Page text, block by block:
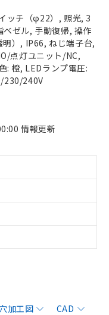
ッチ（φ22）, 照光, 3
ベゼル, 手動復帰, 操作
明）, IP66, ねじ端子台,
点灯ユニット/NC,
: 橙, LEDランプ電圧:
230/240V
情報更新
加工図
CAD